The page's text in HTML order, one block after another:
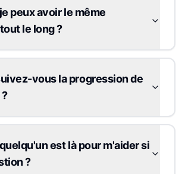
peux avoir le même
le long ?
vous la progression de
est là pour m'aider si
?